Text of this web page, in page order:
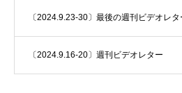
〔2024.9.23-30〕最後の週刊ビデオレタ
〔2024.9.16-20〕週刊ビデオレター